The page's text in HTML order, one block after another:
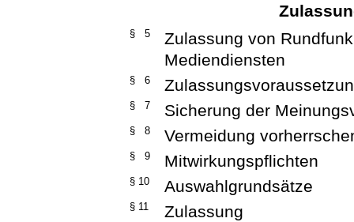
§ 5
Zulassung von
Mediendiensten
§ 6
§ 7 Sicherung der
§ 8 Vermeidung
§ 9 Mitwirkungspflichten
§ 10 Auswahlgrundsätze
§ 11
Zulassung